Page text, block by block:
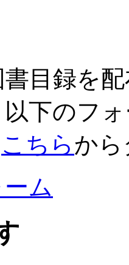
書目録を
下のフ
こちらか
ム